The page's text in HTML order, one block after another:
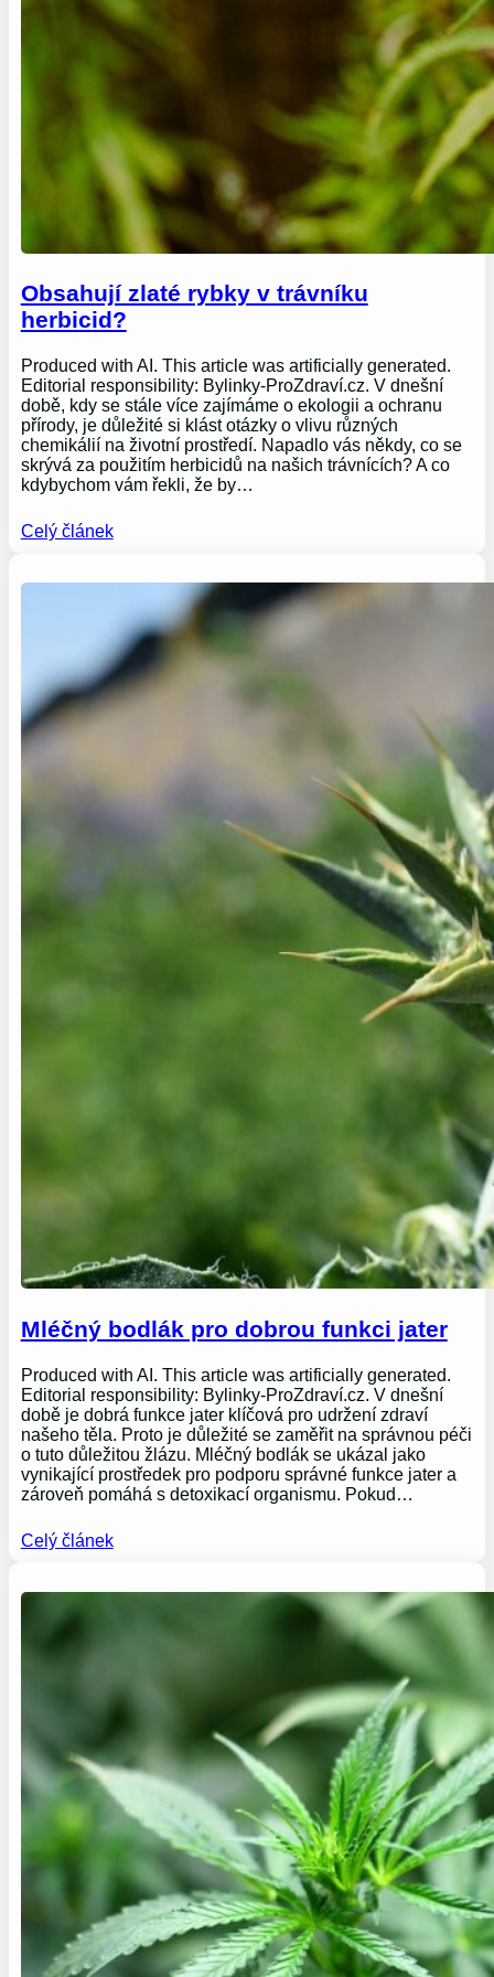
Obsahují zlaté rybky v trávníku
herbicid?
Produced with AI. This article was artificially generated.
Editorial responsibility: Bylinky-ProZdraví.cz. V dnešní
době, kdy se stále více zajímáme o ekologii a ochranu
přírody, je důležité si klást otázky o vlivu různých
chemikálií na životní prostředí. Napadlo vás někdy, co se
skrývá za použitím herbicidů na našich trávnících? A co
kdybychom vám řekli, že by…
Celý článek
Mléčný bodlák pro dobrou funkci jater
Produced with AI. This article was artificially generated.
Editorial responsibility: Bylinky-ProZdraví.cz. V dnešní
době je dobrá funkce jater klíčová pro udržení zdraví
našeho těla. Proto je důležité se zaměřit na správnou péči
o tuto důležitou žlázu. Mléčný bodlák se ukázal jako
vynikající prostředek pro podporu správné funkce jater a
zároveň pomáhá s detoxikací organismu. Pokud…
Celý článek